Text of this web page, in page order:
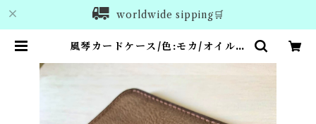
worldwide sipping🛒
風琴カードケース/色:モカ/オイルワ